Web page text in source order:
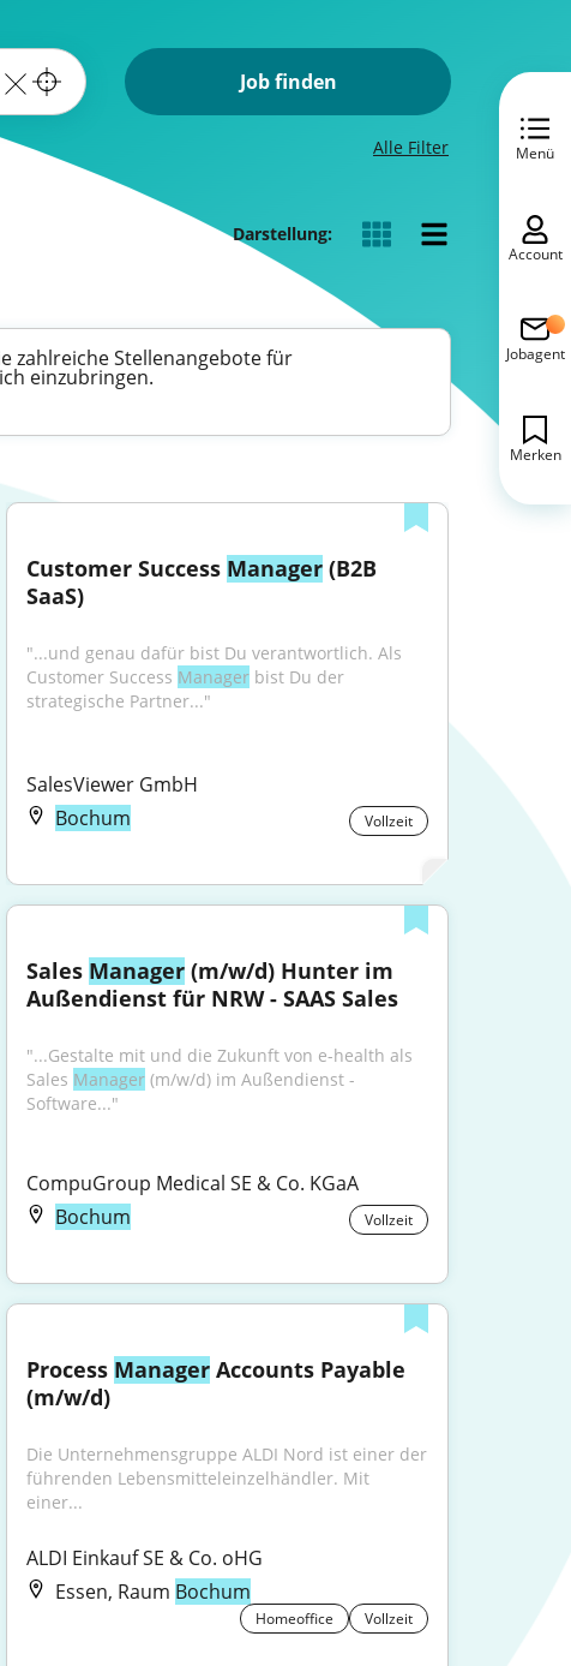
Job finden
Alle Filter
Darstellung:
zahlreiche Stellenangebote für
einzubringen.
Customer Success Manager (B2B
SaaS)
"...und genau dafür bist Du verantwortlich. Als
Customer Success Manager bist Du der
strategische Partner..."
SalesViewer GmbH
Bochum
Vollzeit
Sales Manager (m/w/d) Hunter im
Außendienst für NRW - SAAS Sales
"...Gestalte mit und die Zukunft von e-health als
Sales Manager (m/w/d) im Außendienst -
Software..."
CompuGroup Medical SE & Co. KGaA
Bochum
Vollzeit
Process Manager Accounts Payable
(m/w/d)
Die Unternehmensgruppe ALDI Nord ist einer der
führenden Lebensmitteleinzelhändler. Mit
einer...
ALDI Einkauf SE & Co. oHG
Essen, Raum Bochum
Homeoffice Vollzeit
Menü
Account
Jobagent
Merken